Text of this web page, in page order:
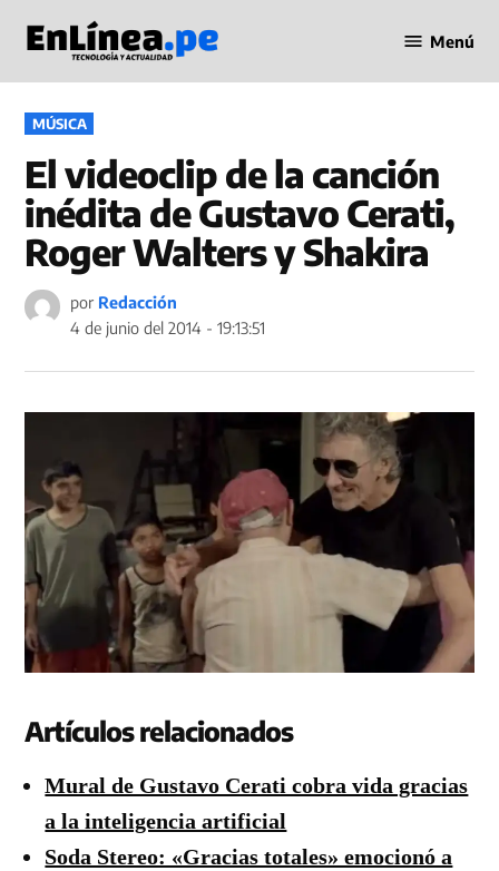
contenido
en Línea
Menú
PUBLICADO
EN
MÚSICA
El videoclip de la canción
inédita de Gustavo Cerati,
Roger Walters y Shakira
por Redacción
4 de junio del 2014 - 19:13:51
Artículos relacionados
Mural de Gustavo Cerati cobra vida gracias
a la inteligencia artificial
Soda Stereo: «Gracias totales» emocionó a